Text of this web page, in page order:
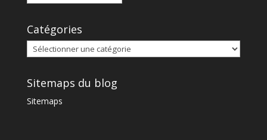
Catégories
Sitemaps du blog
Sitemaps